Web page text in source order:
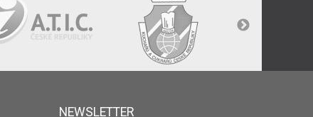
NEWSLETTER